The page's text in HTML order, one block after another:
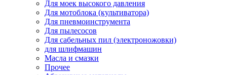
Для моек высокого давления
Для мотоблока (культиватора)
Для пневмоинструмента
Для пылесосов
Для сабельных пил (электроножовки)
для шлифмашин
Масла и смазки
Прочее